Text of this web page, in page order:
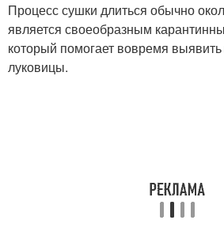
Процесс сушки длиться обычно
является своеобразным
который помогает вовремя
луковицы.